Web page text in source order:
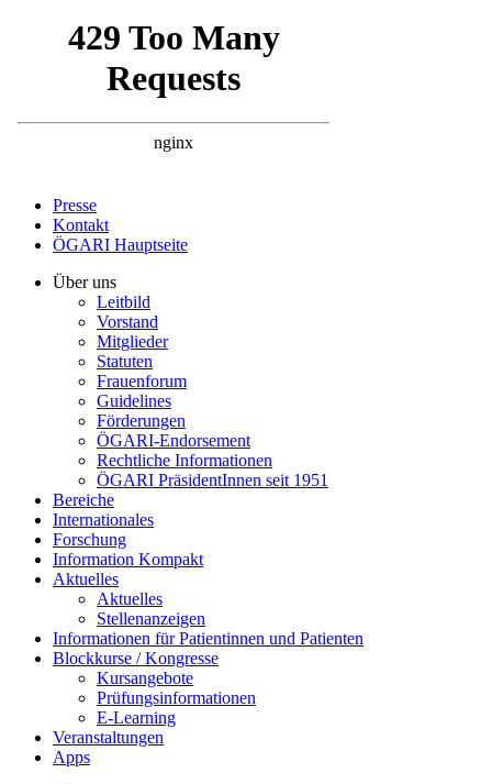
Presse
Kontakt
ÖGARI Hauptseite
Über uns
Leitbild
Vorstand
Mitglieder
Statuten
Frauenforum
Guidelines
Förderungen
ÖGARI-Endorsement
Rechtliche Informationen
ÖGARI PräsidentInnen seit 1951
Bereiche
Internationales
Forschung
Information Kompakt
Aktuelles
Aktuelles
Stellenanzeigen
Informationen für Patientinnen und Patienten
Blockkurse / Kongresse
Kursangebote
Prüfungsinformationen
E-Learning
Veranstaltungen
Apps